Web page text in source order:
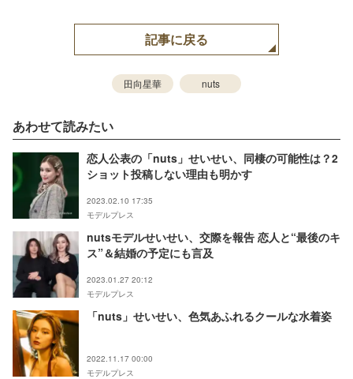
記事に戻る
田向星華 nuts
あわせて読みたい
恋人公表の「nuts」せいせい、同棲の可能性は？2
ショット投稿しない理由も明かす
2023.02.10 17:35
モデルプレス
nutsモデルせいせい、交際を報告 恋人と“最後のキ
ス”＆結婚の予定にも言及
2023.01.27 20:12
モデルプレス
「nuts」せいせい、色気あふれるクールな水着姿
2022.11.17 00:00
モデルプレス